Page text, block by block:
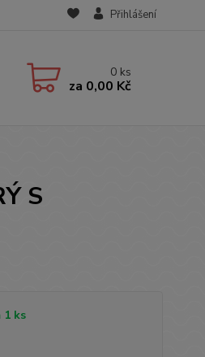
Přihlášení
0 ks
za 0,00 Kč
S
1 ks